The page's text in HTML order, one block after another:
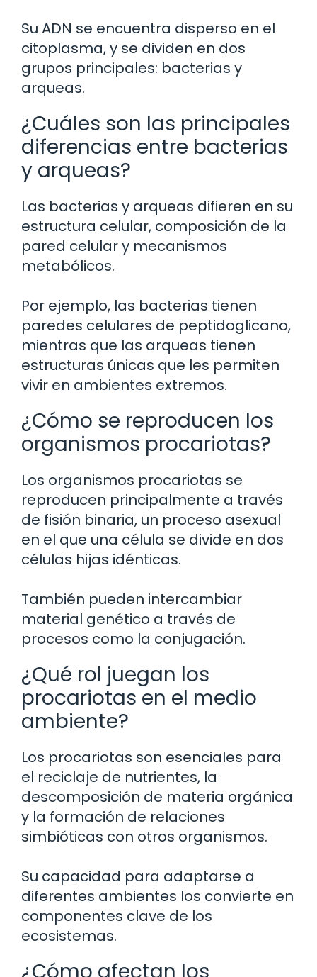
Su ADN se encuentra disperso en el
citoplasma, y se dividen en dos
grupos principales: bacterias y
arqueas.
¿Cuáles son las principales
diferencias entre bacterias
y arqueas?
Las bacterias y arqueas difieren en su
estructura celular, composición de la
pared celular y mecanismos
metabólicos.
Por ejemplo, las bacterias tienen
paredes celulares de peptidoglicano,
mientras que las arqueas tienen
estructuras únicas que les permiten
vivir en ambientes extremos.
¿Cómo se reproducen los
organismos procariotas?
Los organismos procariotas se
reproducen principalmente a través
de fisión binaria, un proceso asexual
en el que una célula se divide en dos
células hijas idénticas.
También pueden intercambiar
material genético a través de
procesos como la conjugación.
¿Qué rol juegan los
procariotas en el medio
ambiente?
Los procariotas son esenciales para
el reciclaje de nutrientes, la
descomposición de materia orgánica
y la formación de relaciones
simbióticas con otros organismos.
Su capacidad para adaptarse a
diferentes ambientes los convierte en
componentes clave de los
ecosistemas.